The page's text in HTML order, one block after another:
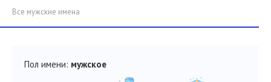
Все мужские имена
Пол имени: мужское